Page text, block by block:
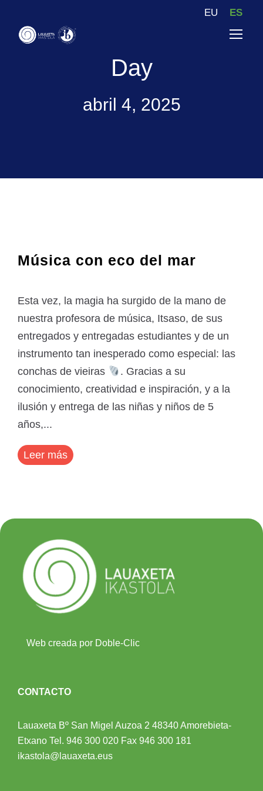
EU ES
Day
abril 4, 2025
Música con eco del mar
Esta vez, la magia ha surgido de la mano de
nuestra profesora de música, Itsaso, de sus
entregados y entregadas estudiantes y de un
instrumento tan inesperado como especial: las
conchas de vieiras
. Gracias a su
conocimiento, creatividad e inspiración, y a la
ilusión y entrega de las niñas y niños de 5
años,...
Leer más
Web creada por Doble-Clic
CONTACTO
Lauaxeta Bº San Migel Auzoa 2 48340 Amorebieta-
Etxano Tel. 946 300 020 Fax 946 300 181
ikastola@lauaxeta.eus